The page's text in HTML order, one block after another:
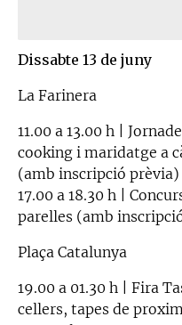
Dissabte 13 de juny
La Farinera
11.00 a 13.00 h |
cooking i maridatge a
(amb inscripció prèvia)
17.00 a 18.30 h |
parelles (amb
Plaça Catalunya
19.00 a 01.30 h | Fira
cellers, tapes de